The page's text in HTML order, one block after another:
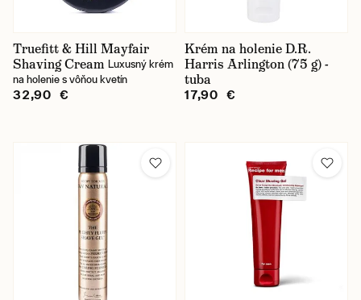
Truefitt & Hill Mayfair
Shaving Cream Luxusný krém
na holenie s vôňou kvetín
32,90 €
Krém na holenie D.R.
Harris Arlington (75 g) -
tuba
17,90 €